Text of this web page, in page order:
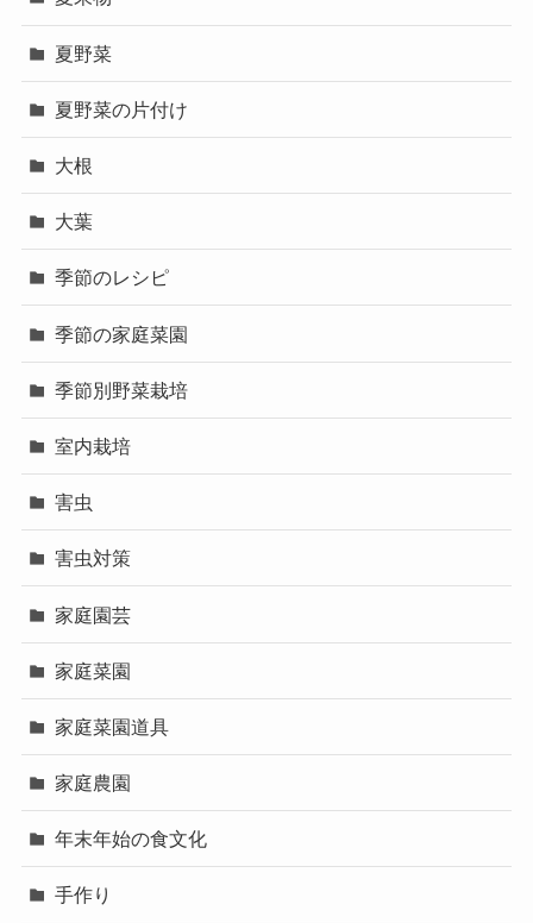
夏野菜
夏野菜の片付け
大根
大葉
季節のレシピ
季節の家庭菜園
季節別野菜栽培
室内栽培
害虫
害虫対策
家庭園芸
家庭菜園
家庭菜園道具
家庭農園
年末年始の食文化
手作り